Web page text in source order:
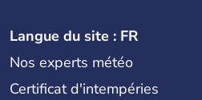
Langue du site : FR
Nos experts météo
Certificat d'intempéries